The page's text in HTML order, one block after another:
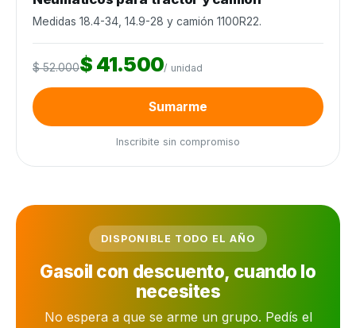
Medidas 18.4-34, 14.9-28 y camión 1100R22.
$ 52.000$ 41.500/ unidad
Sumarme
Inscribite sin compromiso
DISPONIBLE TODO EL AÑO
Gasoil con descuento, cuando lo
necesites
No espera a que se arme un grupo. Pedís el